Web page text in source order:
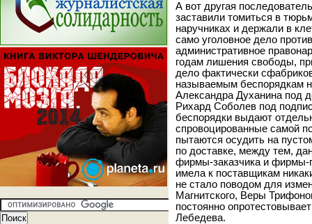
А вот другая
заставили томиться в
наручниках и держали в
само уголовное дело
административное
годам лишения свободы,
дело фактически
называемым беспорядкам
Александра Духанина под
Рихард Соболев под
беспорядки выдают
спровоцированные самой
пытаются осудить на
по доставке, между тем,
фирмы-заказчика и фирмы-
имела к поставщикам
не стало поводом для
Магнитского, Веры
постоянно
Лебедева.